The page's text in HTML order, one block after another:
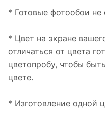
* Готовые фотообои не
* Цвет на экране
отличаться от цвета
цветопробу, чтобы
цвете.
* Изготовление